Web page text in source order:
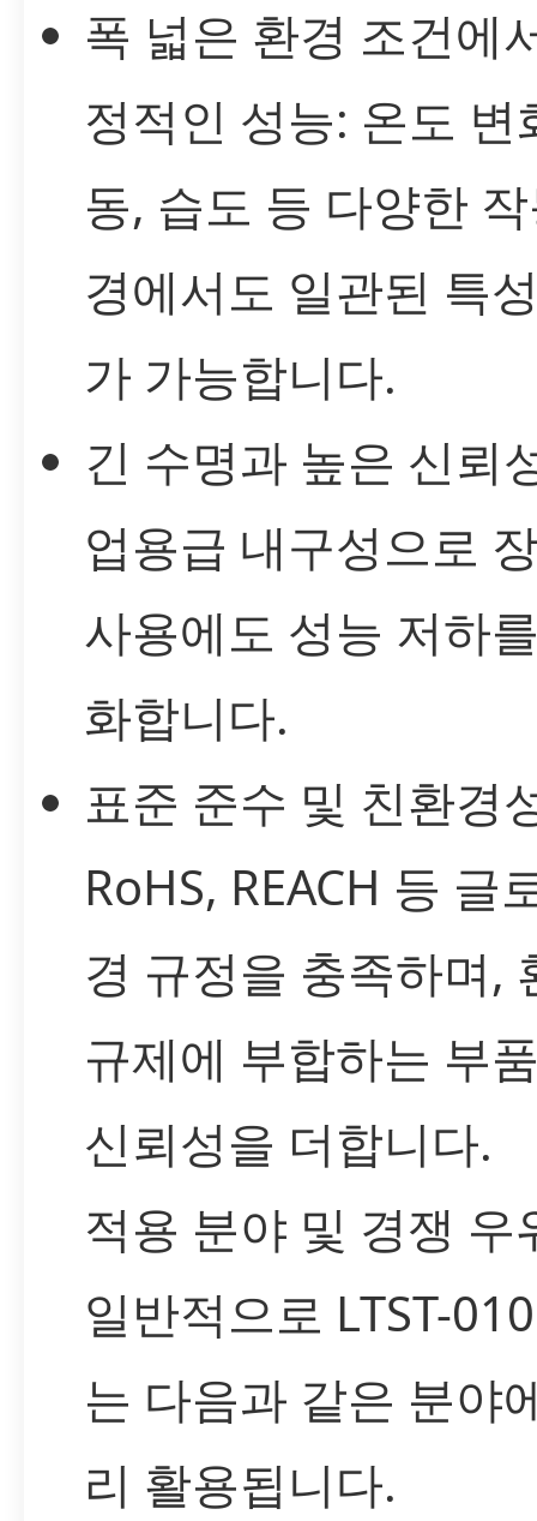
폭 넓은 환경 조건에
정적인 성능: 온도 변
동, 습도 등 다양한
경에서도 일관된 특
가 가능합니다.
긴 수명과 높은 신뢰
업용급 내구성으로
사용에도 성능 저하
화합니다.
표준 준수 및 친환경
RoHS, REACH 등 글
경 규정을 충족하며,
규제에 부합하는 부
신뢰성을 더합니다.
적용 분야 및 경쟁 우
일반적으로 LTST-
는 다음과 같은 분야
리 활용됩니다.